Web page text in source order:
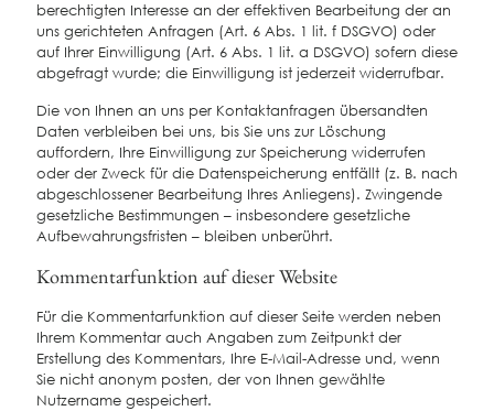
berechtigten Interesse an der effektiven Bearbeitung der an
uns gerichteten Anfragen (Art. 6 Abs. 1 lit. f DSGVO) oder
auf Ihrer Einwilligung (Art. 6 Abs. 1 lit. a DSGVO) sofern diese
abgefragt wurde; die Einwilligung ist jederzeit widerrufbar.
Die von Ihnen an uns per Kontaktanfragen übersandten
Daten verbleiben bei uns, bis Sie uns zur Löschung
auffordern, Ihre Einwilligung zur Speicherung widerrufen
oder der Zweck für die Datenspeicherung entfällt (z. B. nach
abgeschlossener Bearbeitung Ihres Anliegens). Zwingende
gesetzliche Bestimmungen – insbesondere gesetzliche
Aufbewahrungsfristen – bleiben unberührt.
Kommentar­funktion auf dieser Website
Für die Kommentarfunktion auf dieser Seite werden neben
Ihrem Kommentar auch Angaben zum Zeitpunkt der
Erstellung des Kommentars, Ihre E-Mail-Adresse und, wenn
Sie nicht anonym posten, der von Ihnen gewählte
Nutzername gespeichert.